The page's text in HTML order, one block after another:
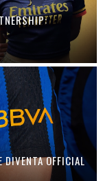
DIVENTA OFFICIAL